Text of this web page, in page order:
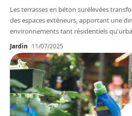
Les terrasses en béton surélevées
des espaces extérieurs, apportant une
environnements tant résidentiels
Jardin 11/07/2025